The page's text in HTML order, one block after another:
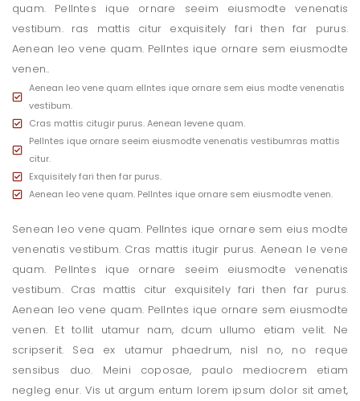
quam. Pellntes ique ornare seeim eiusmodte venenatis
vestibum. ras mattis citur exquisitely fari then far purus.
Aenean leo vene quam. Pellntes ique ornare sem eiusmodte
venen..
Aenean leo vene quam ellntes ique ornare sem eius modte venenatis
vestibum.
Cras mattis citugir purus. Aenean levene quam.
Pellntes ique ornare seeim eiusmodte venenatis vestibumras mattis
citur.
Exquisitely fari then far purus.
Aenean leo vene quam. Pellntes ique ornare sem eiusmodte venen.
Senean leo vene quam. Pellntes ique ornare sem eius modte
venenatis vestibum. Cras mattis itugir purus. Aenean le vene
quam. Pellntes ique ornare seeim eiusmodte venenatis
vestibum. Cras mattis citur exquisitely fari then far purus.
Aenean leo vene quam. Pellntes ique ornare sem eiusmodte
venen. Et tollit utamur nam, dcum ullumo etiam velit. Ne
scripserit. Sea ex utamur phaedrum, nisl no, no reque
sensibus duo. Meini coposae, paulo mediocrem etiam
negleg enur. Vis ut argum entum lorem ipsum dolor sit amet,